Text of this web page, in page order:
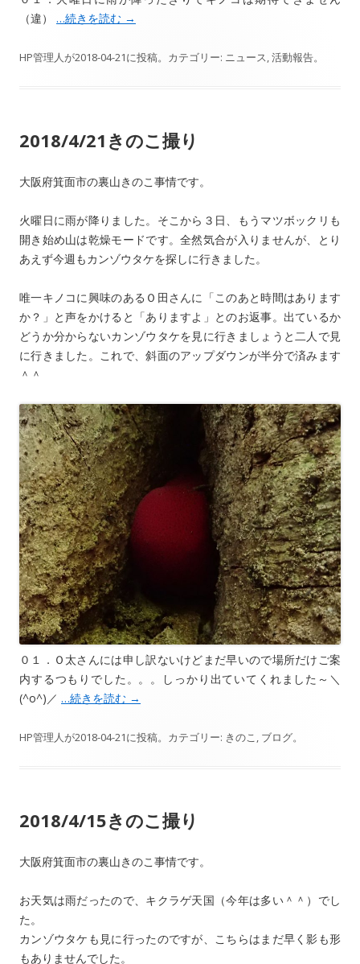
（違） …続きを読む →
HP管理人が2018-04-21に投稿。カテゴリー: ニュース,活動報告。
2018/4/21きのこ撮り
大阪府箕面市の裏山きのこ事情です。
火曜日に雨が降りました。そこから３日、もうマツボックリも
開き始め山は乾燥モードです。全然気合が入りませんが、とり
あえず今週もカンゾウタケを探しに行きました。
唯一キノコに興味のあるＯ田さんに「このあと時間はあります
か？」と声をかけると「ありますよ」とのお返事。出ているか
どうか分からないカンゾウタケを見に行きましょうと二人で見
に行きました。これで、斜面のアップダウンが半分で済みます
＾＾
０１．Ｏ太さんには申し訳ないけどまだ早いので場所だけご案
内するつもりでした。。。しっかり出ていてくれました～＼
(^o^)／ …続きを読む →
HP管理人が2018-04-21に投稿。カテゴリー: きのこ , ブログ。
2018/4/15きのこ撮り
大阪府箕面市の裏山きのこ事情です。
お天気は雨だったので、キクラゲ天国（今年は多い＾＾）でし
た。
カンゾウタケも見に行ったのですが、こちらはまだ早く影も形
もありませんでした。